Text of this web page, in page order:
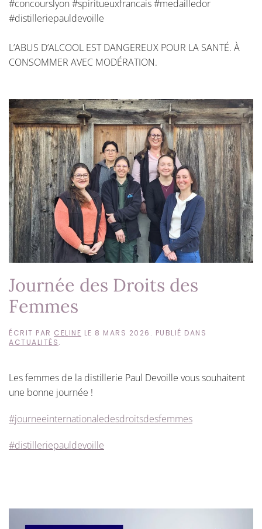
#concourslyon #spiritueuxfrancais #medailledor
#distilleriepauldevoille
L’ABUS D’ALCOOL EST DANGEREUX POUR LA SANTÉ. À
CONSOMMER AVEC MODÉRATION.
Journée des Droits des
Femmes
ÉCRIT PAR CELINE LE 8 MARS 2026 . PUBLIÉ DANS
ACTUALITÉS.
Les femmes de la distillerie Paul Devoille vous souhaitent
une bonne journée !
#journeeinternationaledesdroitsdesfemmes
#distilleriepauldevoille